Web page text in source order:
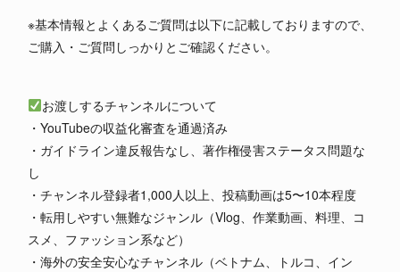
※基本情報とよくあるご質問は以下に記載しておりますので、
ご購入・ご質問しっかりとご確認ください。
お渡しするチャンネルについて
・YouTubeの収益化審査を通過済み
・ガイドライン違反報告なし、著作権侵害ステータス問題な
し
・チャンネル登録者1,000人以上、投稿動画は5〜10本程度
・転用しやすい無難なジャンル（Vlog、作業動画、料理、コ
スメ、ファッション系など）
・海外の安全安心なチャンネル（ベトナム、トルコ、イン